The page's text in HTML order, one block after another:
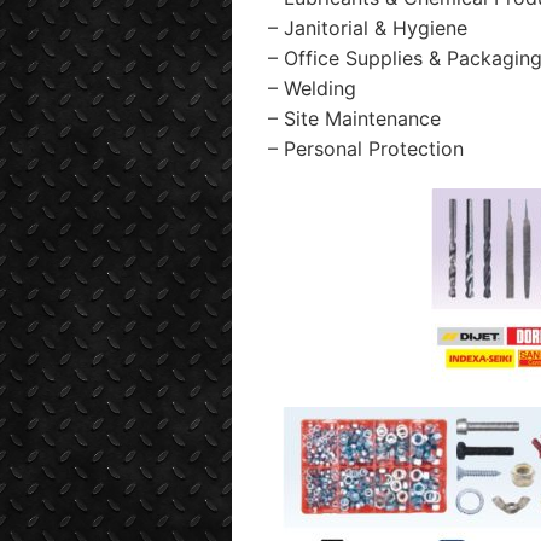
– Janitorial & Hygiene
– Office Supplies & Packaging
– Welding
– Site Maintenance
– Personal Protection